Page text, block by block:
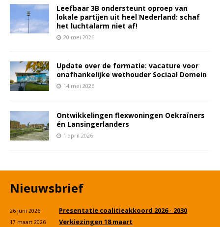
Leefbaar 3B ondersteunt oproep van
lokale partijen uit heel Nederland: schaf
het luchtalarm niet af!
20 mei 2026
Update over de formatie: vacature voor
onafhankelijke wethouder Sociaal Domein
14 mei 2026
Ontwikkelingen flexwoningen Oekraïners
én Lansingerlanders
1 april 2026
Nieuwsbrief
26 juni 2026 Presentatie coalitieakkoord 2026 - 2030
17 maart 2026 Verkiezingen 18 maart